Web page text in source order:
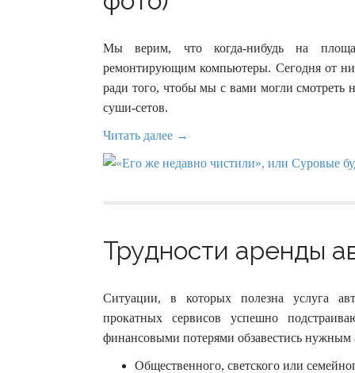
Мы верим, что когда-нибудь на
ремонтирующим компьютеры. Сегодня от
ради того, чтобы мы с вами могли смотреть
суши-сетов.
Читать далее →
Трудности аренды
Ситуации, в которых полезна услуга
прокатных сервисов успешно
финансовыми потерями обзавестись нужным
Общественного, светского или